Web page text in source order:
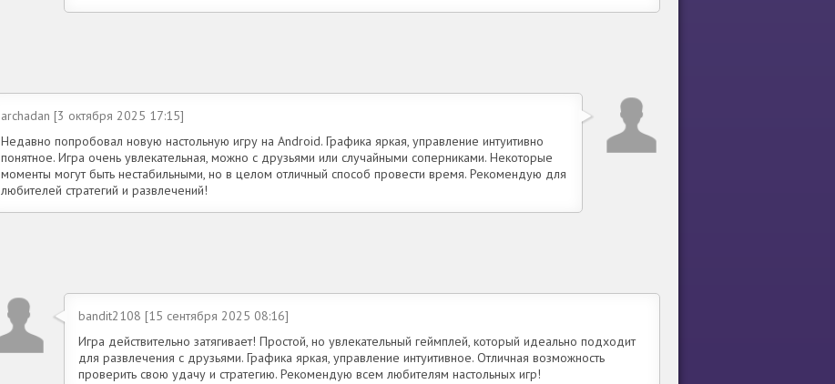
archadan [3 октября 2025 17:15]
Недавно попробовал новую настольную игру на Android. Графика яркая, управление интуитивно
понятное. Игра очень увлекательная, можно с друзьями или случайными соперниками. Некоторые
моменты могут быть нестабильными, но в целом отличный способ провести время. Рекомендую для
любителей стратегий и развлечений!
bandit2108 [15 сентября 2025 08:16]
Игра действительно затягивает! Простой, но увлекательный геймплей, который идеально подходит
для развлечения с друзьями. Графика яркая, управление интуитивное. Отличная возможность
проверить свою удачу и стратегию. Рекомендую всем любителям настольных игр!